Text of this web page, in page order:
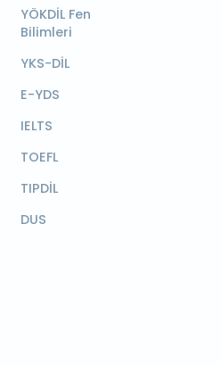
YÖKDİL Fen
Bilimleri
YKS-DİL
E-YDS
IELTS
TOEFL
TIPDİL
DUS